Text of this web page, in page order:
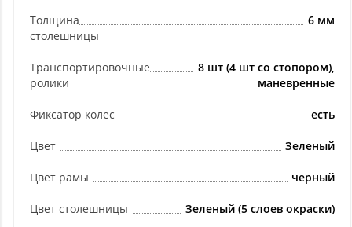
Толщина
столешницы
6 мм
Транспортировочные
ролики
8 шт (4 шт со стопором),
маневренные
Фиксатор колес есть
Цвет Зеленый
Цвет рамы черный
Цвет столешницы Зеленый (5 слоев окраски)